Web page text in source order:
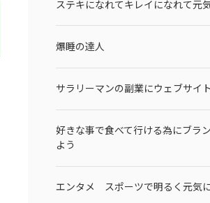
ステキになれてキレイになれて元
爆睡の達人
サラリーマンの副業にウェブサイ
好きな事で食べて行ける為にブラ
よう
エンタメ スポーツで明るく元気